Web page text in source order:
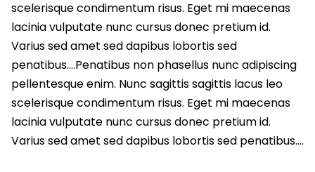
scelerisque condimentum risus. Eget mi maecenas
lacinia vulputate nunc cursus donec pretium id.
Varius sed amet sed dapibus lobortis sed
penatibus….Penatibus non phasellus nunc adipiscing
pellentesque enim. Nunc sagittis sagittis lacus leo
scelerisque condimentum risus. Eget mi maecenas
lacinia vulputate nunc cursus donec pretium id.
Varius sed amet sed dapibus lobortis sed penatibus….